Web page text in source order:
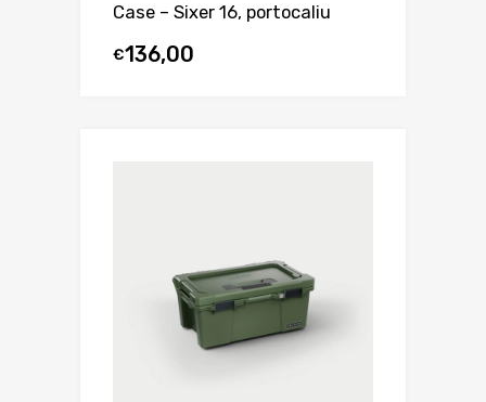
Case – Sixer 16, portocaliu
€136,00